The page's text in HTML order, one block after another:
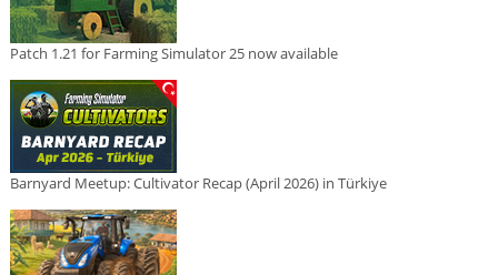
Patch 1.21 for Farming Simulator 25 now available
Barnyard Meetup: Cultivator Recap (April 2026) in Türkiye